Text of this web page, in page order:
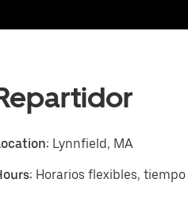
Lynnfield, MA
Horarios flexibles,